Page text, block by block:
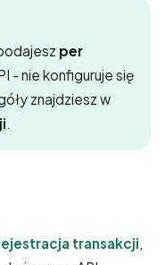
per
- nie konfiguruje się
znajdziesz w
transakcji